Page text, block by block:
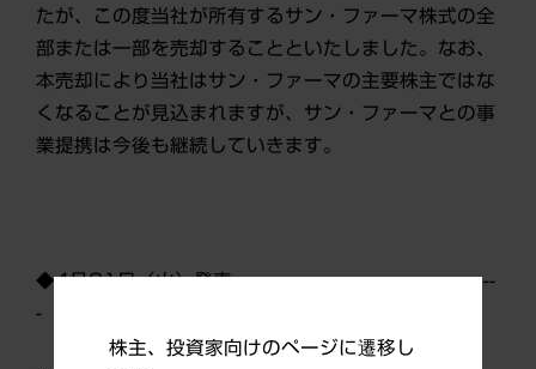
たが、この度当社が所有するサン・ファーマ株式の全
部または一部を売却することといたしました。なお、
本売却により当社はサン・ファーマの主要株主ではな
くなることが見込まれますが、サン・ファーマとの事
業提携は今後も継続していきます。
◆4月21日（火）発表 -------------------------------------------
-
株主、投資家向けのページに遷移し